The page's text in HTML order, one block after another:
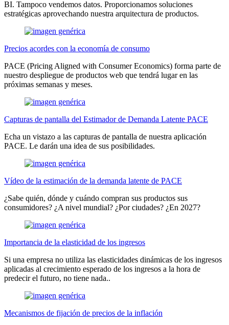
BI. Tampoco vendemos datos. Proporcionamos soluciones
estratégicas aprovechando nuestra arquitectura de productos.
Precios acordes con la economía de consumo
PACE (Pricing Aligned with Consumer Economics) forma parte de
nuestro despliegue de productos web que tendrá lugar en las
próximas semanas y meses.
Capturas de pantalla del Estimador de Demanda Latente PACE
Echa un vistazo a las capturas de pantalla de nuestra aplicación
PACE. Le darán una idea de sus posibilidades.
Vídeo de la estimación de la demanda latente de PACE
¿Sabe quién, dónde y cuándo compran sus productos sus
consumidores? ¿A nivel mundial? ¿Por ciudades? ¿En 2027?
Importancia de la elasticidad de los ingresos
Si una empresa no utiliza las elasticidades dinámicas de los ingresos
aplicadas al crecimiento esperado de los ingresos a la hora de
predecir el futuro, no tiene nada..
Mecanismos de fijación de precios de la inflación